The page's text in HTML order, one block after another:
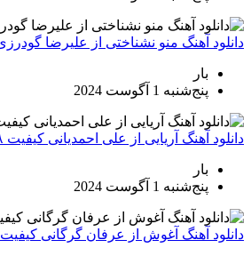
دانلود آهنگ منو نشناختی از علیرضا گودرزی کیفیت
بار
پنج‌شنبه 1 آگوست 2024
دانلود آهنگ آریایی از علی احمدیانی کیفیت ۱۲۸ + ۳۲۰
بار
پنج‌شنبه 1 آگوست 2024
دانلود آهنگ آغوش از عرفان گرگانی کیفیت ۱۲۸ + ۳۲۰